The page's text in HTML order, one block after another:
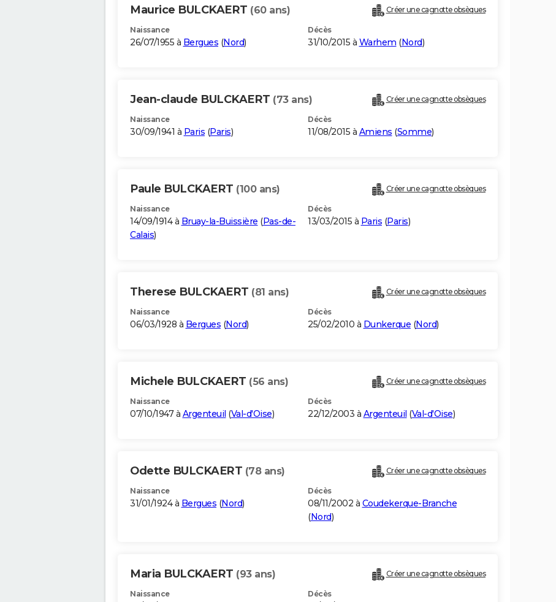
Maurice BULCKAERT (60 ans) Créer une cagnotte obsèques
Naissance
26/07/1955 à Bergues (Nord)
Décès
31/10/2015 à Warhem (Nord)
Jean-claude BULCKAERT (73 ans) Créer une cagnotte obsèques
Naissance
30/09/1941 à Paris (Paris)
Décès
11/08/2015 à Amiens (Somme)
Paule BULCKAERT (100 ans) Créer une cagnotte obsèques
Naissance
14/09/1914 à Bruay-la-Buissière (Pas-de-
Calais)
Décès
13/03/2015 à Paris (Paris)
Therese BULCKAERT (81 ans) Créer une cagnotte obsèques
Naissance
06/03/1928 à Bergues (Nord)
Décès
25/02/2010 à Dunkerque (Nord)
Michele BULCKAERT (56 ans) Créer une cagnotte obsèques
Naissance
07/10/1947 à Argenteuil (Val-d'Oise)
Décès
22/12/2003 à Argenteuil (Val-d'Oise)
Odette BULCKAERT (78 ans) Créer une cagnotte obsèques
Naissance
31/01/1924 à Bergues (Nord)
Décès
08/11/2002 à Coudekerque-Branche
(Nord)
Maria BULCKAERT (93 ans) Créer une cagnotte obsèques
Naissance Décès